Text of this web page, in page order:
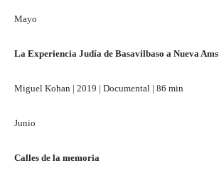
Mayo
La Experiencia Judía de Basavilbaso a Nueva
Miguel Kohan | 2019 | Documental | 86 min
Junio
Calles de la memoria